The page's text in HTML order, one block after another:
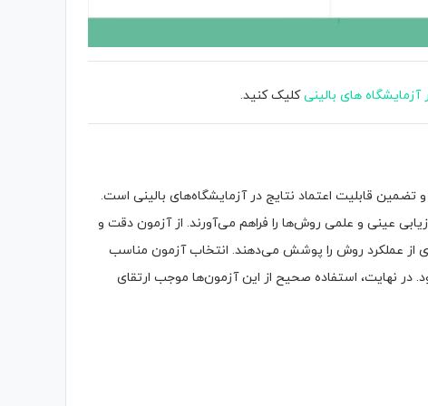
های بالینیکلیک کنید.
قابلیت اعتماد نتایج در آزمایشگاه‌های بالینی است.
عینی و علمی روش‌ها را فراهم می‌آورند. از آزمون دقت و
از عملکرد روش را پوشش می‌دهند. انتخاب آزمون مناسب
در نهایت، استفاده صحیح از این آزمون‌ها موجب ارتقای